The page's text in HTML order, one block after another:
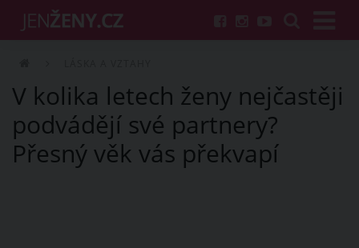
V kolika letech ženy nejčastěji
podvádějí své partnery?
Přesný věk vás překvapí